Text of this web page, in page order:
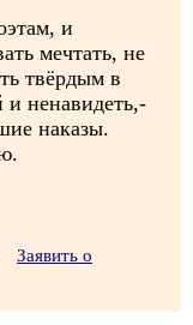
и
мечтать, не
твёрдым в
ненавидеть,-
наказы.
Заявить о